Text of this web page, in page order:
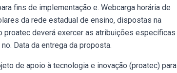
fins de implementação e. Webcarga horária de
da rede estadual de ensino, dispostas na
proatec deverá exercer as atribuições específicas
Data da entrega da proposta.
de apoio à tecnologia e inovação (proatec) para